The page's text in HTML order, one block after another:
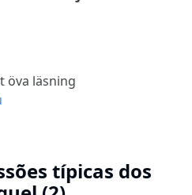
öva läsning
típicas dos